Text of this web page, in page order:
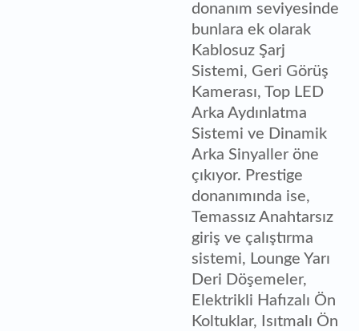
donanım seviyesinde
bunlara ek olarak
Kablosuz Şarj
Sistemi, Geri Görüş
Kamerası, Top LED
Arka Aydınlatma
Sistemi ve Dinamik
Arka Sinyaller öne
çıkıyor. Prestige
donanımında ise,
Temassız Anahtarsız
giriş ve çalıştırma
sistemi, Lounge Yarı
Deri Döşemeler,
Elektrikli Hafızalı Ön
Koltuklar, Isıtmalı Ön